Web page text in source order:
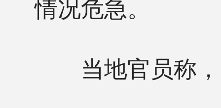
情况危急。
当地官员称，“